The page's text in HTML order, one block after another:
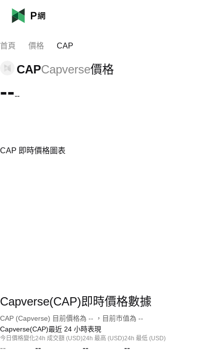
首頁 價格 CAP
CAPCapverse價格
----
CAP 即時價格圖表
Capverse(CAP)即時價格數據
CAP (Capverse) 目前價格為 -- ，目前市值為 --
Capverse(CAP)最近 24 小時表現
今日價格變化
--
24h 成交額 (USD)
--
24h 最高 (USD)
--
24h 最低 (USD)
--